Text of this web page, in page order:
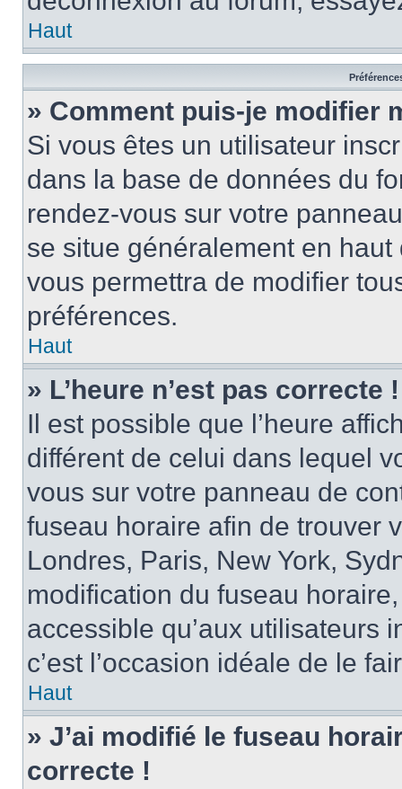
Haut
» Comment puis-je modifier
Si vous êtes un utilisateur
dans la base de données du
rendez-vous sur votre
se situe généralement en
vous permettra de modifier
préférences.
Haut
» L’heure n’est pas correcte !
Il est possible que l’heure
différent de celui dans lequel
vous sur votre panneau de
fuseau horaire afin de trouver
Londres, Paris, New York,
modification du fuseau
accessible qu’aux utilisateurs
c’est l’occasion idéale de le
Haut
» J’ai modifié le fuseau
correcte !